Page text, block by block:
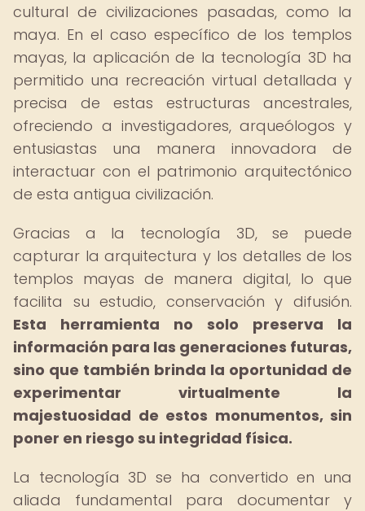
cultural de civilizaciones pasadas, como la
maya. En el caso específico de los templos
mayas, la aplicación de la tecnología 3D ha
permitido una recreación virtual detallada y
precisa de estas estructuras ancestrales,
ofreciendo a investigadores, arqueólogos y
entusiastas una manera innovadora de
interactuar con el patrimonio arquitectónico
de esta antigua civilización.
Gracias a la tecnología 3D, se puede
capturar la arquitectura y los detalles de los
templos mayas de manera digital, lo que
facilita su estudio, conservación y difusión.
Esta herramienta no solo preserva la
información para las generaciones futuras,
sino que también brinda la oportunidad de
experimentar virtualmente la
majestuosidad de estos monumentos, sin
poner en riesgo su integridad física.
La tecnología 3D se ha convertido en una
aliada fundamental para documentar y